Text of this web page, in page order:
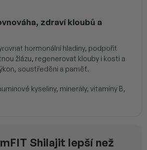
zdraví kloubů a
hormonální hladiny, podpořit
žlázu, regenerovat klouby i kosti a
soustředění a paměť.
kyseliny, minerály, vitamíny B,
Shilajit lepší než